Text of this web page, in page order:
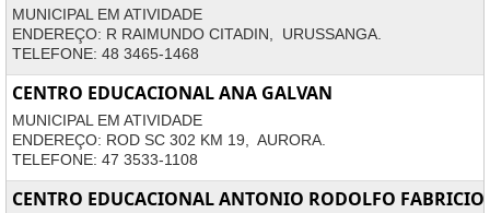
MUNICIPAL EM ATIVIDADE
ENDEREÇO: R RAIMUNDO CITADIN, URUSSANGA.
TELEFONE: 48 3465-1468
CENTRO EDUCACIONAL ANA GALVAN
MUNICIPAL EM ATIVIDADE
ENDEREÇO: ROD SC 302 KM 19, AURORA.
TELEFONE: 47 3533-1108
CENTRO EDUCACIONAL ANTONIO RODOLFO FABRICIO